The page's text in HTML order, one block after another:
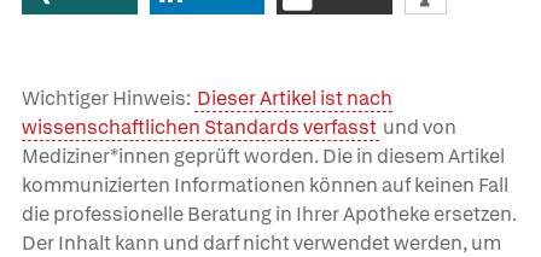
Wichtiger Hinweis: Dieser Artikel ist nach
wissenschaftlichen Standards verfasst und von
Mediziner*innen geprüft worden. Die in diesem Artikel
kommunizierten Informationen können auf keinen Fall
die professionelle Beratung in Ihrer Apotheke ersetzen.
Der Inhalt kann und darf nicht verwendet werden, um